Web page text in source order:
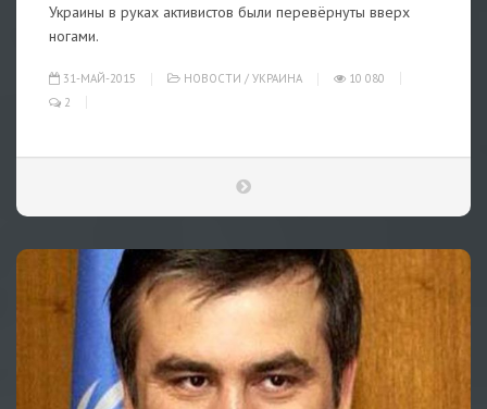
Украины в руках активистов были перевёрнуты вверх
ногами.
31-МАЙ-2015 НОВОСТИ / УКРАИНА
10 080
2